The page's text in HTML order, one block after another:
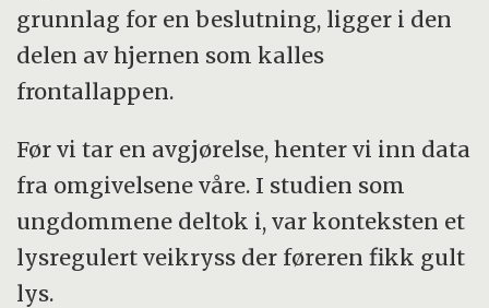
grunnlag for en beslutning, ligger i den
delen av hjernen som kalles
frontallappen.
Før vi tar en avgjørelse, henter vi inn data
fra omgivelsene våre. I studien som
ungdommene deltok i, var konteksten et
lysregulert veikryss der føreren fikk gult
lys.